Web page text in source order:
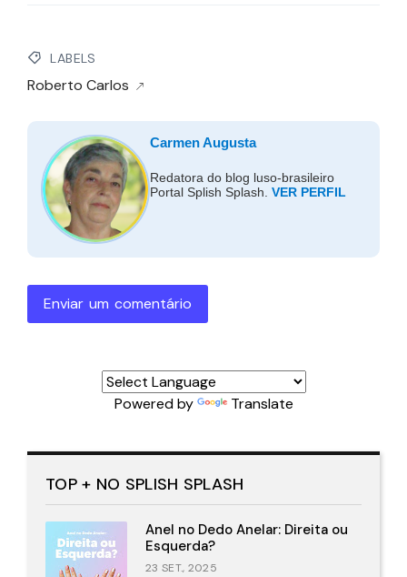
LABELS
Roberto Carlos
Carmen Augusta
Redatora do blog luso-brasileiro
Portal Splish Splash. VER PERFIL
Enviar um comentário
Powered by Translate
TOP + NO SPLISH SPLASH
Anel no Dedo Anelar: Direita ou
Esquerda?
23 SET., 2025